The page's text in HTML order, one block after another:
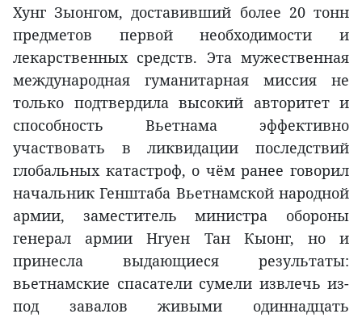
Хунг Зыонгом, доставивший более 20 тонн
предметов первой необходимости и
лекарственных средств. Эта мужественная
международная гуманитарная миссия не
только подтвердила высокий авторитет и
способность Вьетнама эффективно
участвовать в ликвидации последствий
глобальных катастроф, о чём ранее говорил
начальник Генштаба Вьетнамской народной
армии, заместитель министра обороны
генерал армии Нгуен Тан Кыонг, но и
принесла выдающиеся результаты:
вьетнамские спасатели сумели извлечь из-
под завалов живыми одиннадцать